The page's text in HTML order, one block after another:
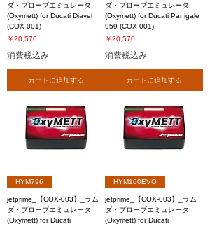
ダ・プローブエミュレータ
(Oxymett) for Ducati Diavel
(COX 001)
価格
￥20,570
消費税込み
カートに追加する
ダ・プローブエミュレータ
(Oxymett) for Ducati Panigale
959 (COX 001)
価格
￥20,570
消費税込み
カートに追加する
HYM796
jetprime_【COX-003】_ラム
ダ・プローブエミュレータ
(Oxymett) for Ducati
HYM100EVO
jetprime_【COX-003】_ラム
ダ・プローブエミュレータ
(Oxymett) for Ducati